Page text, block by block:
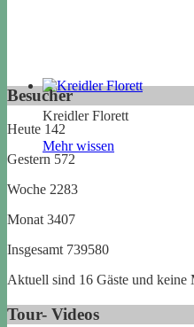
Kreidler Florett
Mehr wissen
Besucher
Heute 142
Gestern 572
Woche 2283
Monat 3407
Insgesamt 739580
Aktuell sind 16 Gäste und keine
Tour- Videos